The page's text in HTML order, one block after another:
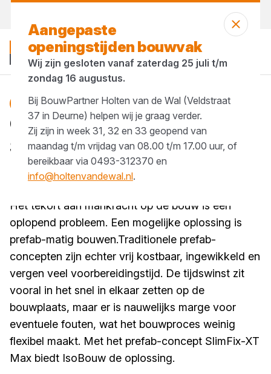
Blog prefab
Gordingloos bouwen met
SlimFix-XT Max
1 minuut lezen
Het tekort aan mankracht op de bouw is een
oplopend probleem. Een mogelijke oplossing is
prefab-matig bouwen.Traditionele prefab-
concepten zijn echter vrij kostbaar, ingewikkeld en
vergen veel voorbereidingstijd. De tijdswinst zit
vooral in het snel in elkaar zetten op de
bouwplaats, maar er is nauwelijks marge voor
eventuele fouten, wat het bouwproces weinig
flexibel maakt. Met het prefab-concept SlimFix-XT
Max biedt IsoBouw de oplossing.
Aangepaste
openingstijden bouwvak
Wij zijn gesloten vanaf zaterdag 25 juli t/m
zondag 16 augustus.
Bij BouwPartner Holten van de Wal (Veldstraat
37 in Deurne) helpen wij je graag verder.
Zij zijn in week 31, 32 en 33 geopend van
maandag t/m vrijdag van 08.00 t/m 17.00 uur, of
bereikbaar via 0493-312370 en
info@holtenvandewal.nl.